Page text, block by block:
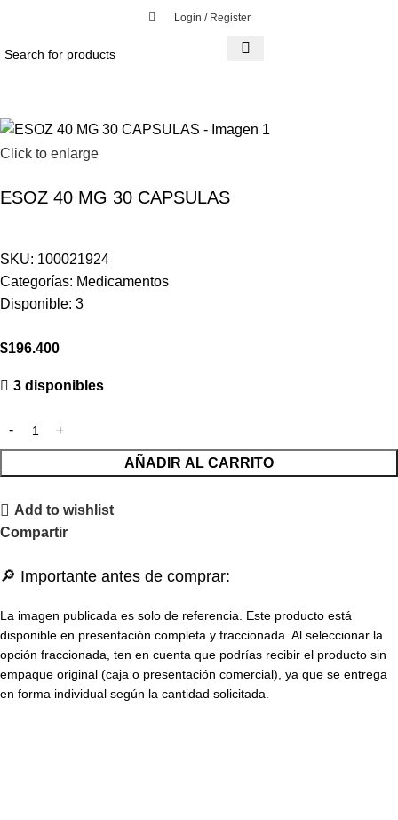
Login / Register
Click to enlarge
ESOZ 40 MG 30 CAPSULAS
SKU: 100021924
Categorías: Medicamentos
Disponible: 3
$196.400
3 disponibles
AÑADIR AL CARRITO
Add to wishlist
Compartir
🔎 Importante antes de comprar:
La imagen publicada es solo de referencia. Este producto está
disponible en presentación completa y fraccionada. Al seleccionar la
opción fraccionada, ten en cuenta que podrías recibir el producto sin
empaque original (caja o presentación comercial), ya que se entrega
en forma individual según la cantidad solicitada.